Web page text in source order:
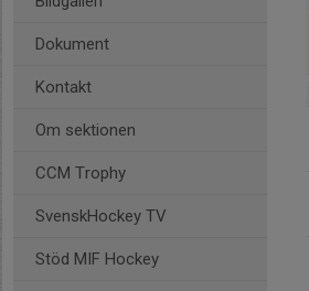
Dokument
Kontakt
Om sektionen
CCM Trophy
SvenskHockey TV
Stöd MIF Hockey